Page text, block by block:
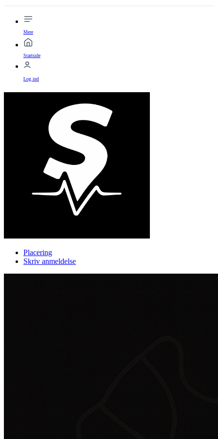
Mere
Startside
Log ind
Placering
Skriv anmeldelse